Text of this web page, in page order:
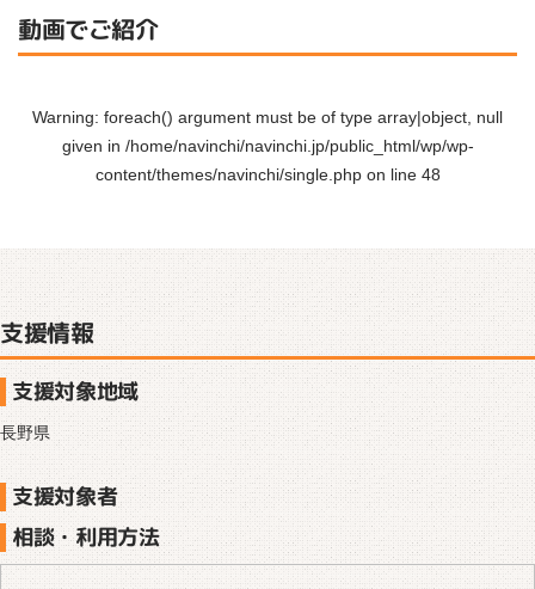
動画でご紹介
Warning: foreach() argument must be of type array|object, null
given in /home/navinchi/navinchi.jp/public_html/wp/wp-
content/themes/navinchi/single.phpon line 48
支援情報
支援対象地域
長野県
支援対象者
相談・利用方法